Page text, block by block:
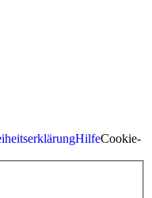
HilfeCookie-